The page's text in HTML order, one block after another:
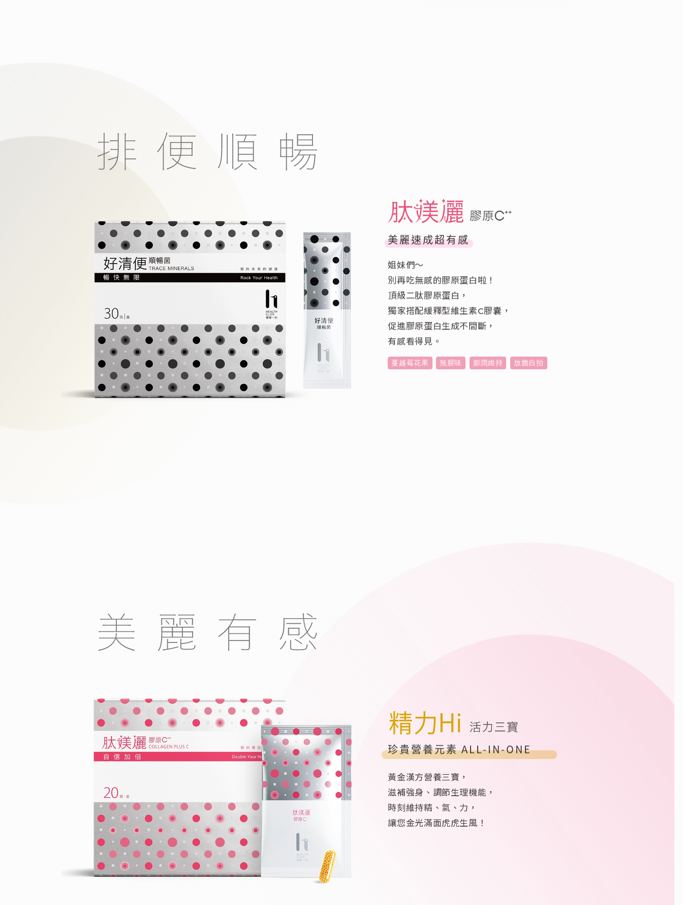
美麗速成超有感
姐妹們～
別再吃無感的膠原蛋白啦！
頂級二肽膠原蛋白，
獨家搭配緩釋型維生素C膠囊，
促進膠原蛋白生成不間斷，
有感看得見。
蔓越莓花果 無腥味 膨潤維持 放膽自拍
珍貴營養元素 ALL-IN-ONE
黃金漢方營養三寶，
滋補強身、調節生理機能，
時刻維持精、氣、力，
讓您金光滿面虎虎生風！